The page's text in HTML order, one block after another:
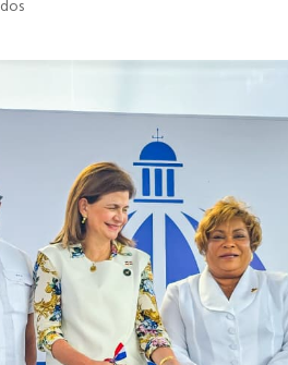
en
la
sector
El
Valiente,
La
Caleta